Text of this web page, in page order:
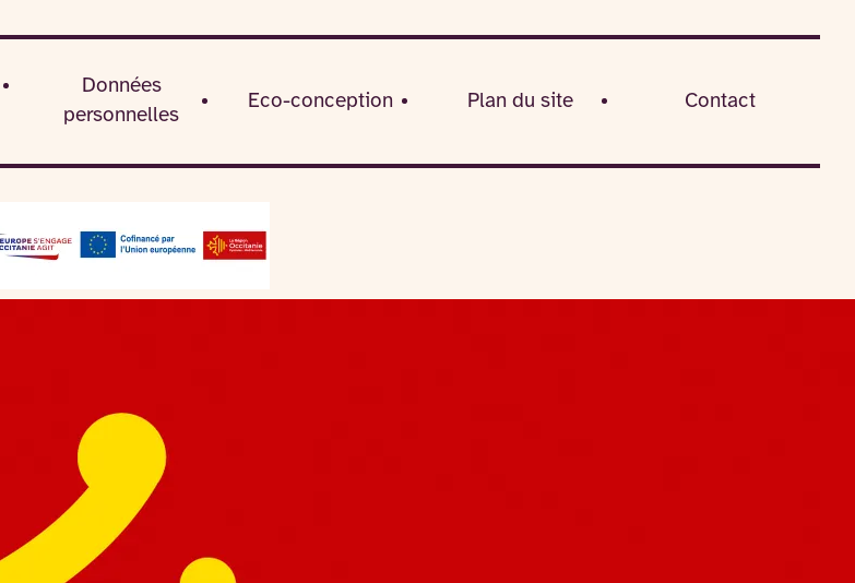
Données
personnelles
Eco-conception Plan du site Contact